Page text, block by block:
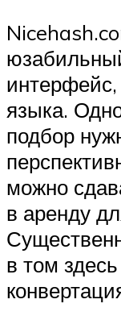
интерфейс,
языка.
подбор
можно
в аренду
в том